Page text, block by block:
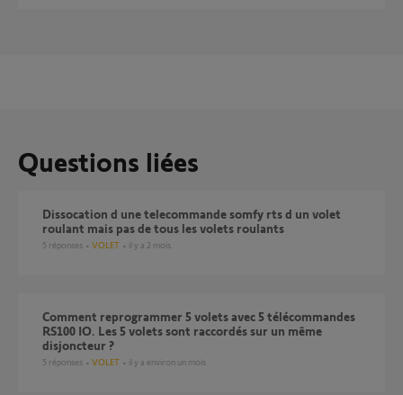
Questions liées
dissocation d une telecommande somfy rts d un volet
roulant mais pas de tous les volets roulants
5 réponses VOLET il y a 2 mois
Comment reprogrammer 5 volets avec 5 télécommandes
RS100 IO. Les 5 volets sont raccordés sur un même
disjoncteur ?
5 réponses VOLET il y a environ un mois